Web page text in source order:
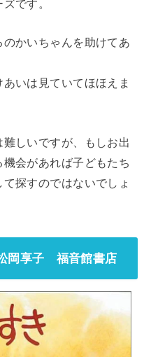
です。
かいちゃんを助けてあ
いは見ていてほほえま
しいですが、もしお出
会があれば子どもたち
探すのではないでしょ
岡享子 福音館書店